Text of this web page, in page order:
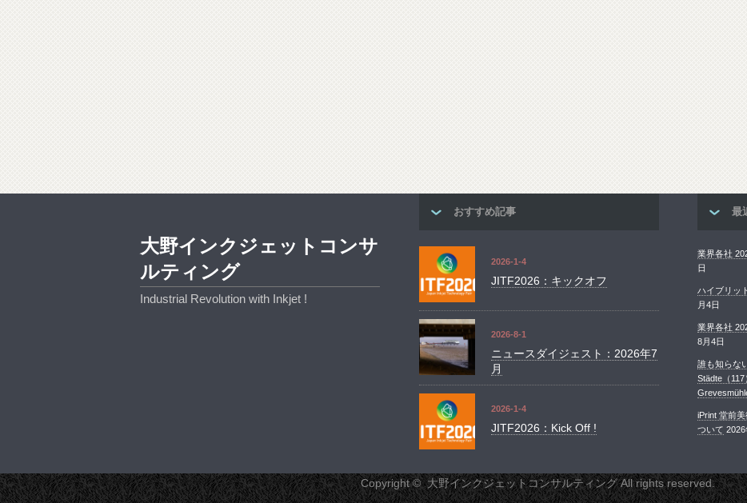
おすすめ記事
2026-1-4
JITF2026：キックオフ
2026-8-1
ニュースダイジェスト：2026年7
月
2026-1-4
JITF2026：Kick Off !
最
業界各社
日
ハイブリッ
月4日
業界各社
8月4日
誰も知らな
Städte（
iPrint 堂前
ついて 2026
大野インクジェットコンサ
ルティング
Industrial Revolution with Inkjet !
Copyright ©大野インクジェットコンサルティングAll rights reserved.